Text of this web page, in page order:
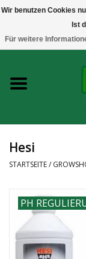
Growshop
Messtechnik
Headshop
Vaporizer
CBD und
Hesi
STARTSEITE/
PH
Wir benutzen Cookies
Ist
Für weitere